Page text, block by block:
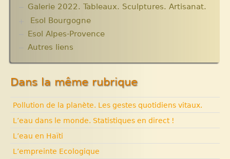
Lutter contre l’extrême pauvreté. Victimes et
acteurs.10 articles.
Solidarité internationale. Autour d’Haïti.
Cité Soleil.
Histoire d’Haïti. Histoire et Vaudou.
Galerie 2022. Tableaux. Sculptures. Artisanat.
Esol Bourgogne
ACTUALITES
Archives
Esol Alpes-Provence
Autres liens
Dans la même rubrique
Pollution de la planète. Les gestes quotidiens vitaux.
L’eau dans le monde. Statistiques en direct !
L’eau en Haïti
L’empreinte Ecologique